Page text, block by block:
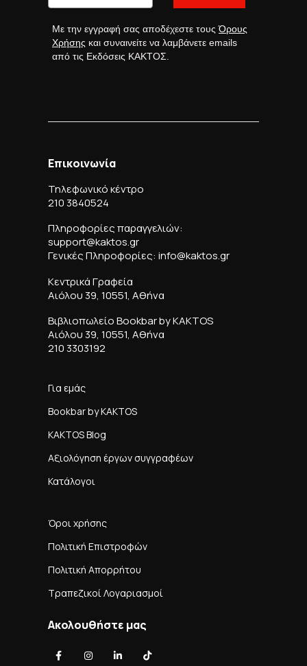
Με την εγγραφή σας αποδέχεστε τουςΌρους
Χρήσης και συναινείτε να λαμβάνετε emails
από τις Εκδόσεις ΚΑΚΤΟΣ.
Επικοινωνία
Τηλεφωνικό κέντρο
210 3840524
Πληροφορίες παραγγελιών:
support@kaktos.gr
Γενικές Πληροφορίες: info@kaktos.gr
Κεντρικά Γραφεία
Αιόλου 39, 10551, Αθήνα
Βιβλιοπωλείο Bookbar by KAKTOS
Αιόλου 39, 10551, Αθήνα
210 3303192
Για εμάς
Bookbar by KAKTOS
KAKTOS Blog
Αξιολόγηση έργων συγγραφέων
Κατάλογοι
Όροι χρήσης
Πολιτική Επιστροφών
Πολιτική Απορρήτου
Τραπεζικοί Λογαριασμοί
Ακολουθήστε μας